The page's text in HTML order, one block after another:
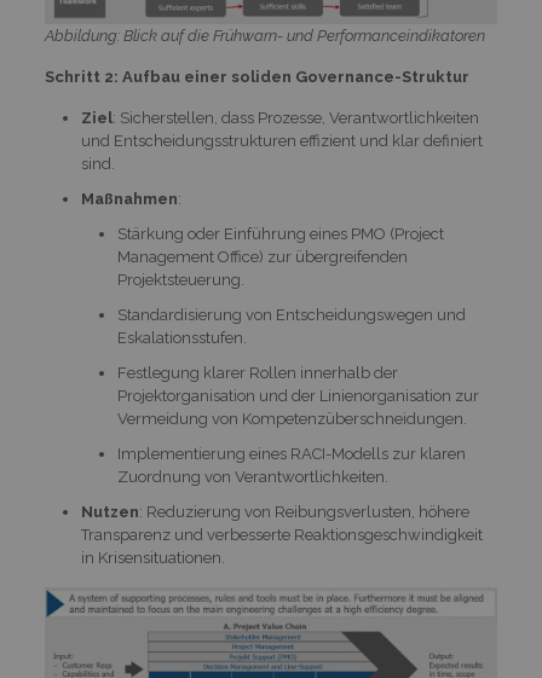
Abbildung: Blick auf die Frühwarn- und Performanceindikatoren
Schritt 2: Aufbau einer soliden Governance-Struktur
Ziel: Sicherstellen, dass Prozesse, Verantwortlichkeiten
und Entscheidungsstrukturen effizient und klar definiert
sind.
Maßnahmen:
Stärkung oder Einführung eines PMO (Project
Management Office) zur übergreifenden
Projektsteuerung.
Standardisierung von Entscheidungswegen und
Eskalationsstufen.
Festlegung klarer Rollen innerhalb der
Projektorganisation und der Linienorganisation zur
Vermeidung von Kompetenzüberschneidungen.
Implementierung eines RACI-Modells zur klaren
Zuordnung von Verantwortlichkeiten.
Nutzen: Reduzierung von Reibungsverlusten, höhere
Transparenz und verbesserte Reaktionsgeschwindigkeit
in Krisensituationen.